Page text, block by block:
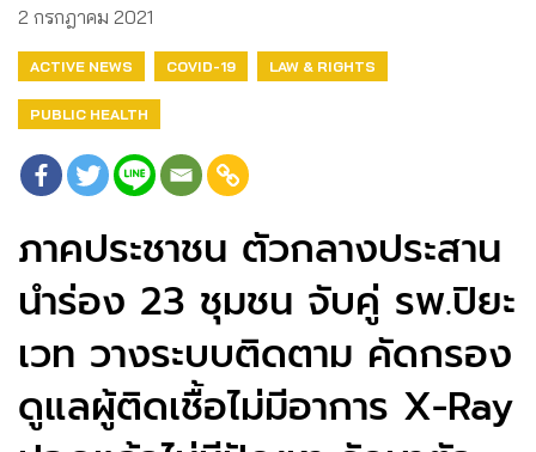
2 กรกฎาคม 2021
ACTIVE NEWS COVID-19 LAW & RIGHTS
PUBLIC HEALTH
ภาคประชาชน ตัวกลางประสาน
นำร่อง 23 ชุมชน จับคู่ รพ.ปิยะ
เวท วางระบบติดตาม คัดกรอง
ดูแลผู้ติดเชื้อไม่มีอาการ X-Ray